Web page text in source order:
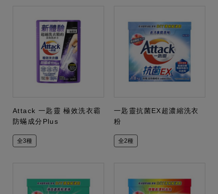
Attack 一匙靈 極效洗衣霸
防蟎成分Plus
全3種
一匙靈抗菌EX超濃縮洗衣
粉
全2種